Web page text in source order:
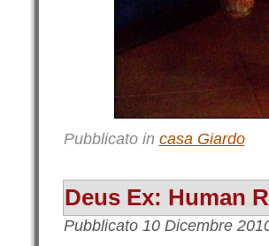
Pubblicato in casa Giardo
Deus Ex: Human
Pubblicato 10 Dicembre